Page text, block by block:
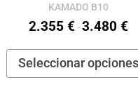
KAMADO B10
2.355€ -3.480€
Seleccionar opciones